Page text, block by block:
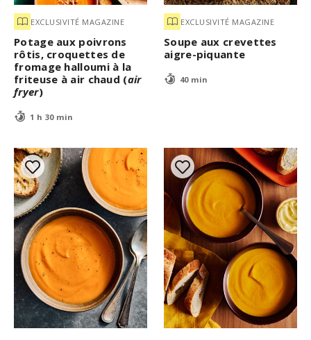
EXCLUSIVITÉ MAGAZINE
Potage aux poivrons
rôtis, croquettes de
fromage halloumi à la
friteuse à air chaud (air
fryer)
1 h 30 min
EXCLUSIVITÉ MAGAZINE
Soupe aux crevettes
aigre-piquante
40 min